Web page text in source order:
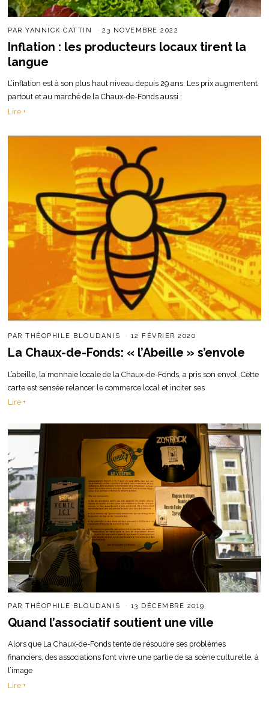
PARYANNICK CATTIN 23 NOVEMBRE 2022
Inflation : les producteurs locaux tirent la
langue
L’inflation est à son plus haut niveau depuis 29 ans. Les prix augmentent
partout et au marché de la Chaux-de-Fonds aussi :
Lire +
PARTHÉOPHILE BLOUDANIS 12 FÉVRIER 2020
La Chaux-de-Fonds: « l’Abeille » s’envole
L’abeille, la monnaie locale de la Chaux-de-Fonds, a pris son envol. Cette
carte est sensée relancer le commerce local et inciter ses
Lire +
PARTHÉOPHILE BLOUDANIS 13 DÉCEMBRE 2019
Quand l’associatif soutient une ville
Alors que La Chaux-de-Fonds tente de résoudre ses problèmes
financiers, des associations font vivre une partie de sa scène culturelle, à
l’image
Lire +